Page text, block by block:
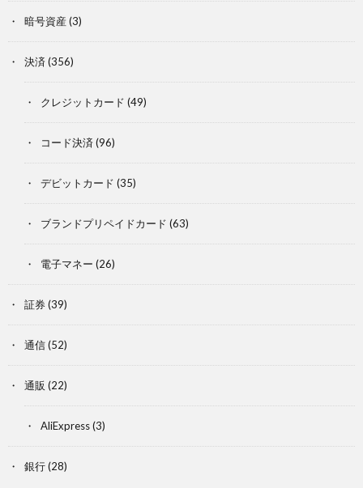
暗号資産 (3)
決済 (356)
クレジットカード (49)
コード決済 (96)
デビットカード (35)
ブランドプリペイドカード (63)
電子マネー (26)
証券(39)
通信(52)
通販 (22)
AliExpress(3)
銀行(28)